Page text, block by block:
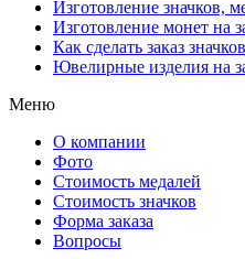
Изготовление значков,
Изготовление монет на
Как сделать заказ
Ювелирные изделия на
Меню
О компании
Фото
Стоимость медалей
Стоимость значков
Форма заказа
Вопросы